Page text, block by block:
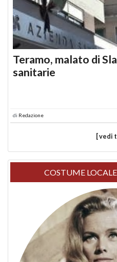
Teramo, malato di
sanitarie
di Redazione
[ vedi
COSTUME